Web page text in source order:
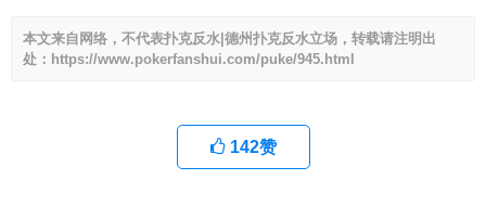
本文来自网络，不代表扑克反水|德州扑克反水立场，转载请注明出
处：https://www.pokerfanshui.com/puke/945.html
142赞